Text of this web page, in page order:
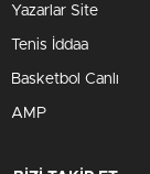
Yazarlar Site
Tenis İddaa
Basketbol Canlı
AMP